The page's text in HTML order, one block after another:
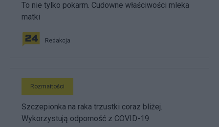
To nie tylko pokarm. Cudowne właściwości mleka
matki
Redakcja
Rozmaitości
Szczepionka na raka trzustki coraz bliżej.
Wykorzystują odporność z COVID-19